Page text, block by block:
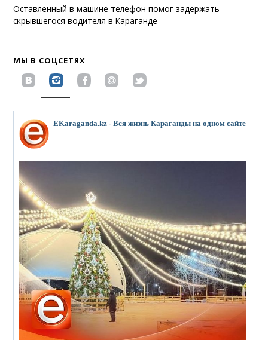
Оставленный в машине телефон помог задержать
скрывшегося водителя в Караганде
МЫ В СОЦСЕТЯХ
EKaraganda.kz - Вся жизнь Караганды на одном сайте